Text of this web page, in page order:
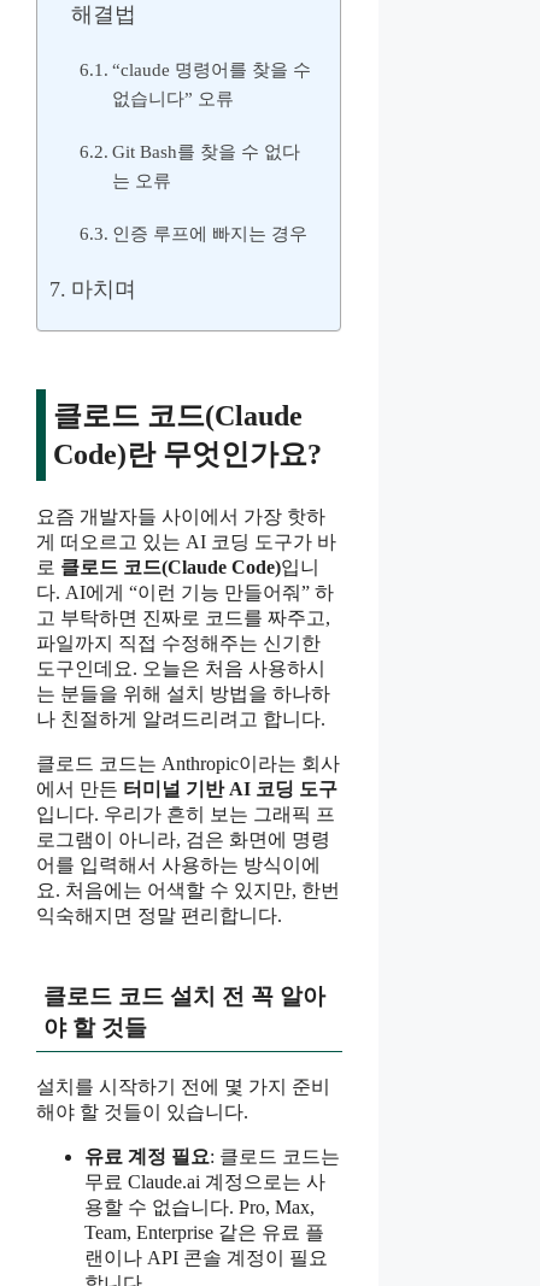
해결법
“claude 명령어를 찾을 수
없습니다” 오류
Git Bash를 찾을 수 없다
는 오류
인증 루프에 빠지는 경우
마치며
클로드 코드(Claude
Code)란 무엇인가요?
요즘 개발자들 사이에서 가장 핫하
게 떠오르고 있는 AI 코딩 도구가 바
로 클로드 코드(Claude Code)입니
다. AI에게 “이런 기능 만들어줘” 하
고 부탁하면 진짜로 코드를 짜주고,
파일까지 직접 수정해주는 신기한
도구인데요. 오늘은 처음 사용하시
는 분들을 위해 설치 방법을 하나하
나 친절하게 알려드리려고 합니다.
클로드 코드는 Anthropic이라는 회사
에서 만든 터미널 기반 AI 코딩 도구
입니다. 우리가 흔히 보는 그래픽 프
로그램이 아니라, 검은 화면에 명령
어를 입력해서 사용하는 방식이에
요. 처음에는 어색할 수 있지만, 한번
익숙해지면 정말 편리합니다.
클로드 코드 설치 전 꼭 알아
야 할 것들
설치를 시작하기 전에 몇 가지 준비
해야 할 것들이 있습니다.
유료 계정 필요: 클로드 코드는
무료 Claude.ai 계정으로는 사
용할 수 없습니다. Pro, Max,
Team, Enterprise 같은 유료 플
랜이나 API 콘솔 계정이 필요